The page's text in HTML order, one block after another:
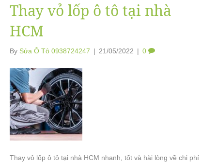
Thay vỏ lốp ô tô tại nhà
HCM
By Sửa Ô Tô 0938724247 | 21/05/2022 | 0
Thay vỏ lốp ô tô tại nhà HCM nhanh, tốt và hài lòng về chi phí